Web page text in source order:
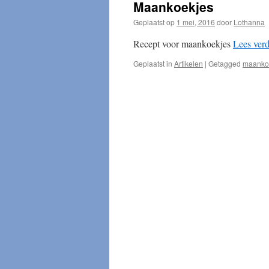
Maankoekjes
Geplaatst op 1 mei, 2016 door Lothanna
Recept voor maankoekjesLees
Geplaatst in Artikelen | Getagged